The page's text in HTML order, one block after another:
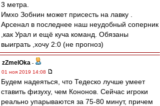
3 метра.
Имхо Зобнин может присесть на лавку .
Арсенал в последнее наш неудобный соперник
,как Урал и ещё куча команд. Обязаны
выиграть ,хочу 2:0 (не прогноз)
zZmeIOka -
01 ноя 2019 14:08
Будем надеяться, что Тедеско лучше умеет
ставить физуху, чем Кононов. Сейчас игроки
реально упарываются за 75-80 минут, причем